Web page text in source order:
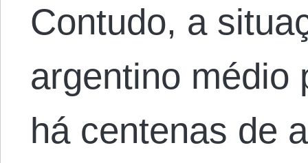
Contudo, a
argentino médio
há centenas de